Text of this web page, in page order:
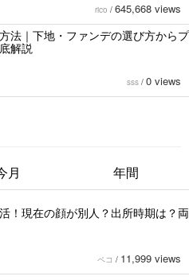
rico / 645,668 views
法｜下地・ファンデの選び方からプ
解説
sss / 0 views
月 年間
！現在の顔が別人？出所時期は？両
ペコ / 11,999 views